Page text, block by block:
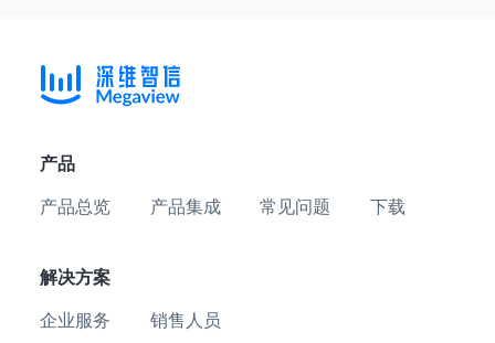
产品
产品总览 产品集成 常见问题 下载
解决方案
企业服务 销售人员